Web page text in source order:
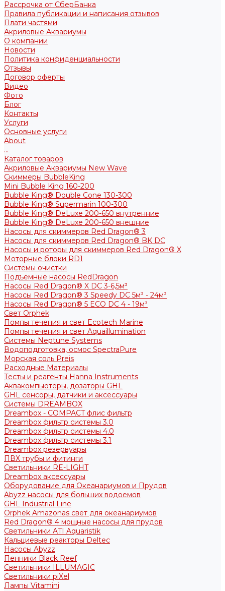
Рассрочка от СберБанка
Правила публикации и написания отзывов
Плати частями
Акриловые Аквариумы
О компании
Новости
Политика конфиденциальности
Отзывы
Договор оферты
Видео
Фото
Блог
Контакты
Услуги
Основные услуги
About
...
Каталог товаров
Акриловые Аквариумы New Wave
Скиммеры BubbleKing
Mini Bubble King 160-200
Bubble King® Double Cone 130-300
Bubble King® Supermarin 100-300
Bubble King® DeLuxe 200-650 внутренние
Bubble King® DeLuxe 200-650 внешние
Насосы для скиммеров Red Dragon® 3
Насосы для скиммеров Red Dragon® BK DC
Насосы и роторы для скиммеров Red Dragon® X
Моторные блоки RD1
Системы очистки
Подъемные насосы RedDragon
Насосы Red Dragon® X DC 3-6,5м³
Насосы Red Dragon® 3 Speedy DC 5м³ - 24м³
Насосы Red Dragon® 5 ECO DC 4 - 19м³
Свет Orphek
Помпы течения и свет Ecotech Marine
Помпы течения и свет Aquaillumination
Системы Neptune Systems
Водоподготовка, осмос SpectraPure
Морская соль Preis
Расходные Материалы
Тесты и реагенты Hanna Instruments
Аквакомпьютеры, дозаторы GHL
GHL сенсоры, датчики и аксессуары
Системы DREAMBOX
Dreambox - COMPACT флис фильтр
Dreambox фильтр системы 3.0
Dreambox фильтр системы 4.0
Dreambox фильтр системы 3.1
Dreambox резервуары
ПВХ трубы и фитинги
Светильники RE-LIGHT
Dreambox аксессуары
Оборудование для Океанариумов и Прудов
Abyzz насосы для больших водоемов
GHL Industrial Line
Orphek Amazonas свет для океанариумов
Red Dragon® 4 мощные насосы для прудов
Светильники ATI Aquaristik
Кальциевые реакторы Deltec
Насосы Abyzz
Пенники Black Reef
Светильники ILLUMAGIC
Светильники piXel
Лампы Vitamini